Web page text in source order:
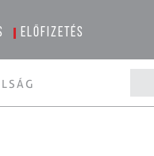
Előfizetés